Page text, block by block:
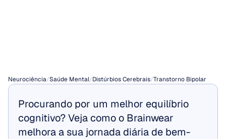
Neurociência/Saúde Mental/Distúrbios Cerebrais/Transtorno Bipolar
Procurando por um melhor equilíbrio
cognitivo? Veja como o Brainwear
melhora a sua jornada diária de bem-